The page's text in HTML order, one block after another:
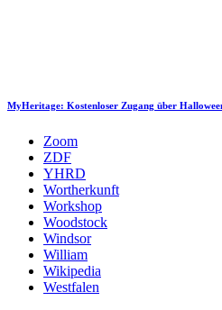
MyHeritage: Kostenloser Zugang über
Zoom
ZDF
YHRD
Wortherkunft
Workshop
Woodstock
Windsor
William
Wikipedia
Westfalen